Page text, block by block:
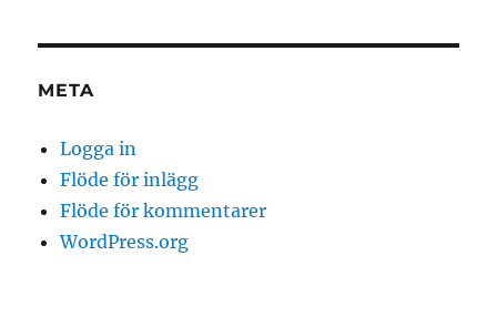
META
Logga in
Flöde för inlägg
Flöde för kommentarer
WordPress.org